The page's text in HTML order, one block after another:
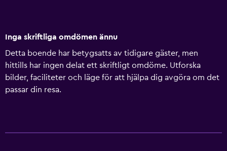
Inga skriftliga omdömen ännu
Detta boende har betygsatts av tidigare gäster, men
hittills har ingen delat ett skriftligt omdöme. Utforska
bilder, faciliteter och läge för att hjälpa dig avgöra om det
passar din resa.